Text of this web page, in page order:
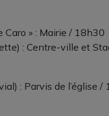
Caro » : Mairie / 18h30
: Centre-ville et
: Parvis de l’église /